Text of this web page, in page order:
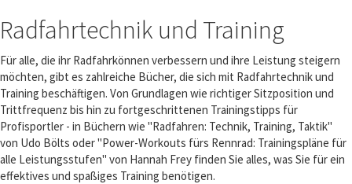
Radfahrtechnik und Training
Für alle, die ihr Radfahrkönnen verbessern und ihre Leistung steigern
möchten, gibt es zahlreiche Bücher, die sich mit Radfahrtechnik und
Training beschäftigen. Von Grundlagen wie richtiger Sitzposition und
Trittfrequenz bis hin zu fortgeschrittenen Trainingstipps für
Profisportler - in Büchern wie "Radfahren: Technik, Training, Taktik"
von Udo Bölts oder "Power-Workouts fürs Rennrad: Trainingspläne für
alle Leistungsstufen" von Hannah Frey finden Sie alles, was Sie für ein
effektives und spaßiges Training benötigen.